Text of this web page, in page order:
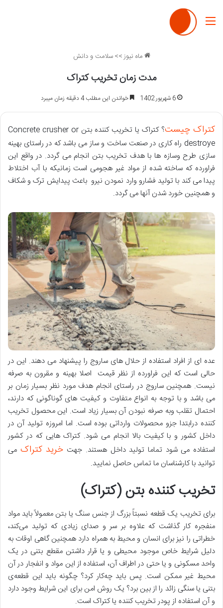
منو
ماه نیوز>> سلامت و دانش
مدت زمان تخریب کتراک
6 شهریور 1402 خواندن این مطلب 4 دقیقه زمان میبرد
کتراک چیست
؟ کتراک یا تخریب کننده بتن Concrete crusher or
destroye راه کاری در صنعت ساخت و ساز می باشد که در راستای بهینه
سازی طرح وسازه ها با هدف تخریب بتن انجام می گردد. در واقع این
فراورده که ساخته شده از مواد غیر هجومی است زمانیکه با آب اختلاط
پیدا می کند با تولید فشارو وارد نمودن نیرو باعث پیدایش ترک و شکاف
و همچنین خورد شدن آنها می گردد.
عده ای از افراد استفاده از حلال های ساروج را پیشنهاد می دهند. این در
حالی است که این فراورده از نظر قیمت اصلا بهینه و مقرون به صرفه
نیست. همچنین ساروج در راستای انجام هدف مورد نظر بسیار زمان بر
می باشد و با توجه به انواع متفاوت و کیفیت های گوناگونی که دارند،
احتمال تقلب وبه صرفه نبودن آن بسیار زیاد است. این محصول تخریب
کننده درابتدا جزو محصولات وارداتی بوده است. اما امروزه تولید آن در
داخل کشور و با کیفیت بالا انجام می شود. کتراک هایی که در کشور
استفاده می شود تماما تولید داخل هستند. جهت خرید کتراک می
توانید با کارشناسان ما تماس حاصل نمایید.
تخریب کننده بتن (کتراک)
برای تخریب یک قطعه نسبتاً بزرگ از جنس سنگ یا بتن معمولاً باید مواد
منفجره کار گذاشت که علاوه بر سر و صدای زیادی که تولید می‌کند،
خطراتی را نیز برای انسان و محیط به همراه دارد همچنین گاهی اوقات به
دلیل شرایط خاص موجود محیطی و یا قرار داشتن مقطع بتنی در یک
واحد مسکونی و یا حتی در اطراف آن، استفاده از این مواد و انفجار در آن
محیط غیر ممکن است. پس باید چه‌کار کرد؟ چگونه باید این قطعه‌ی
بتنی یا سنگی زائد را از بین برد؟ یک روش امن برای این شرایط وجود دارد
و آن استفاده از پودر تخریب کننده یا کتراک است.